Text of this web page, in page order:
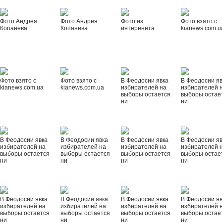
Фото Андрея
Копанева
Фото Андрея
Копанева
Фото из
интеренета
Фото взято с
Фото взято с
kianews.com.ua
Фото взято с
kianews.com.ua
В Феодосии явка
избирателей на
выборы остается
ни
В Феодосии
избирателей
выборы
ни
В Феодосии явка
избирателей на
выборы остается
ни
В Феодосии явка
избирателей на
выборы остается
ни
В Феодосии явка
избирателей на
выборы остается
ни
В Феодосии
избирателей
выборы
ни
В Феодосии явка
избирателей на
выборы остается
ни
В Феодосии явка
избирателей на
выборы остается
ни
В Феодосии явка
избирателей на
выборы остается
ни
В Феодосии
избирателей
выборы
ни